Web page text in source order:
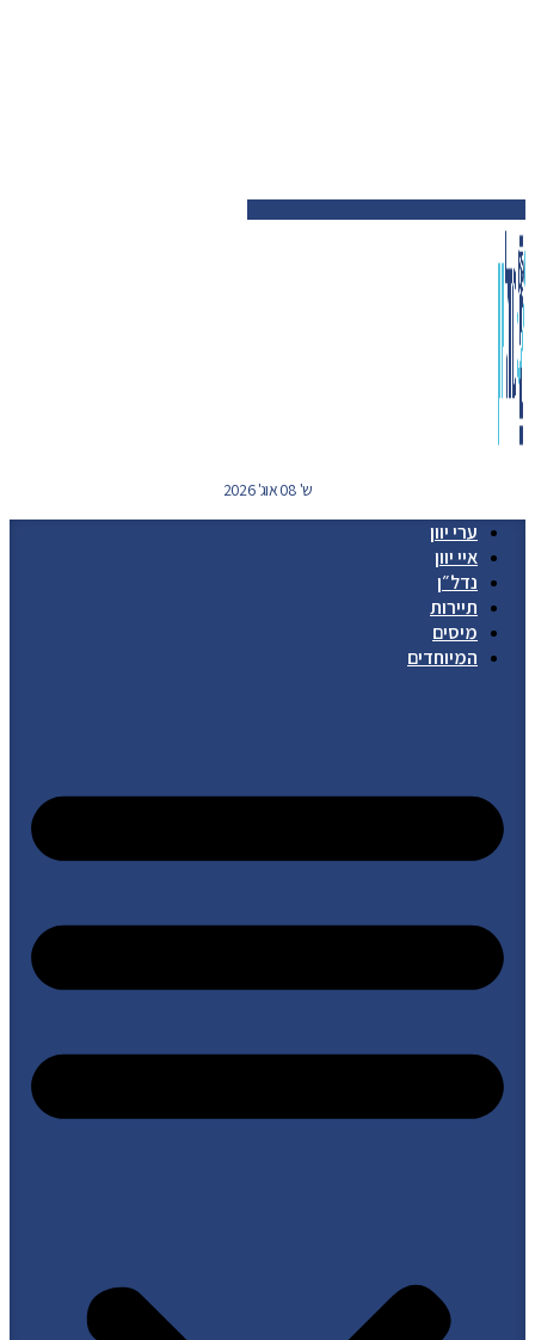
ש' 08 אוג' 2026
ערי יוון
איי יוון
נדל״ן
תיירות
מיסים
המיוחדים